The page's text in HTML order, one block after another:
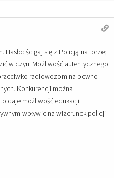
Hasło: ścigaj się z Policją na torze;
w czyn. Możliwość autentycznego
radiowozom na pewno
Konkurencji można
daje możliwość edukacji
wpływie na wizerunek policji